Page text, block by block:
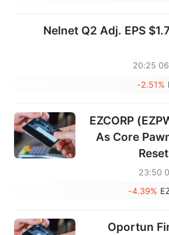
Nelnet Q2 Adj. EPS
06/
-2.51%
EZCORP
As Core
-4.39%
Oportun